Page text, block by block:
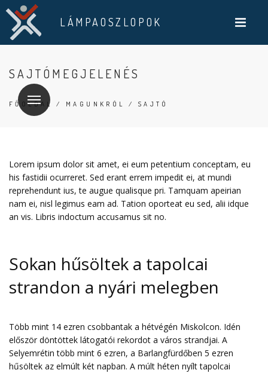
LÁMPAOSZLOPOK
SAJTÓMEGJELENÉS
FŐOLDAL / MAGUNKRÓL / SAJTÓ
Lorem ipsum dolor sit amet, ei eum petentium conceptam, eu
his fastidii ocurreret. Sed erant errem impedit ei, at mundi
reprehendunt ius, te augue qualisque pri. Tamquam apeirian
nam ei, nisl legimus eam ad. Tation oporteat eu sed, alii idque
an vis. Libris indoctum accusamus sit no.
Sokan hűsöltek a tapolcai
strandon a nyári melegben
Több mint 14 ezren csobbantak a hétvégén Miskolcon. Idén
először döntöttek látogatói rekordot a város strandjai. A
Selyemrétin több mint 6 ezren, a Barlangfürdőben 5 ezren
hűsöltek az elmúlt két napban. A múlt héten nyílt tapolcai